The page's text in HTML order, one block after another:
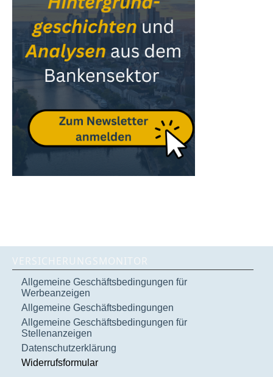
VERSICHERUNGSMONITOR
Allgemeine Geschäftsbedingungen für
Werbeanzeigen
Allgemeine Geschäftsbedingungen
Allgemeine Geschäftsbedingungen für
Stellenanzeigen
Datenschutzerklärung
Widerrufsformular